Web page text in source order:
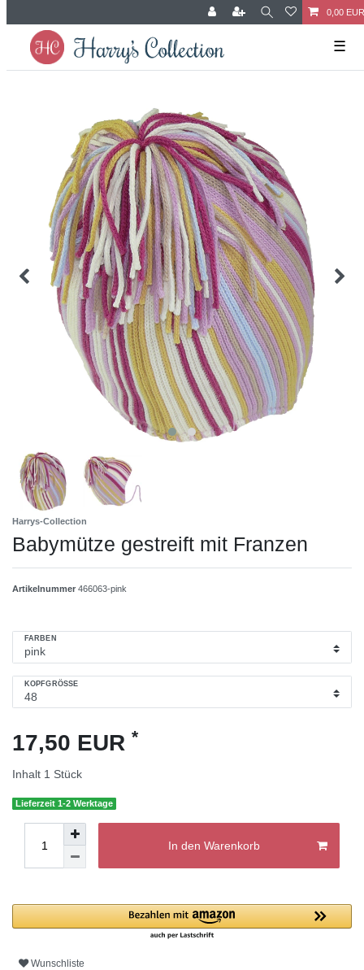
0,00 EUR
☰
Harrys-Collection
Babymütze gestreift mit Franzen
Artikelnummer 466063-pink
FARBEN
KOPFGRÖSSE
17,50 EUR *
Inhalt 1 Stück
Lieferzeit 1-2 Werktage
In den Warenkorb
Wunschliste